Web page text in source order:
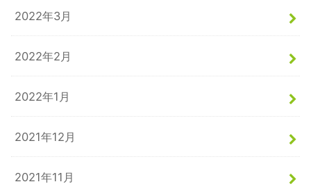
2022年3月
2022年2月
2022年1月
2021年12月
2021年11月